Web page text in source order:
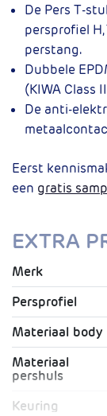
De Pers T-
persprofiel H,
perstang.
Dubbele
(KIWA Class
De anti-
Eerst
een gratis
EXTRA
Merk
Persprofiel
Materiaal body
Materiaal
pershuls
Keuring